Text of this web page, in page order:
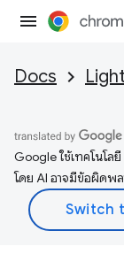
Docs
Google ใช้เทคโนโล
โดย AI อาจมีข้อผิดพ